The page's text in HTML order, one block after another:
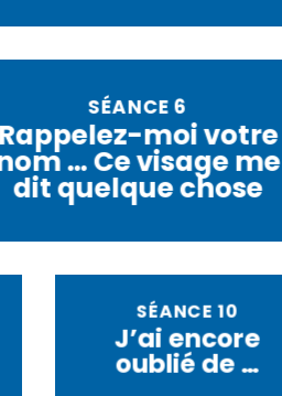
SÉANCE 6
Rappelez-moi votre
… Ce visage me
dit quelque chose
SÉANCE 10
J’ai encore
oublié de …